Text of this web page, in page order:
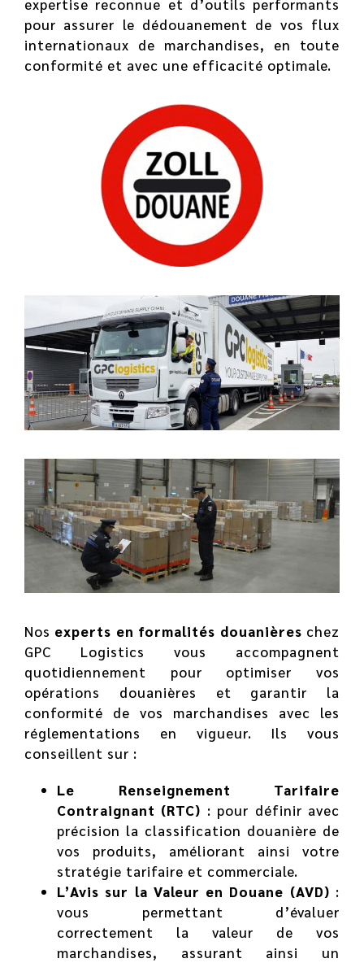
expertise reconnue et d’outils performants
pour assurer le dédouanement de vos flux
internationaux de marchandises, en toute
conformité et avec une efficacité optimale.
Nos experts en formalités douanières chez
GPC Logistics vous accompagnent
quotidiennement pour optimiser vos
opérations douanières et garantir la
conformité de vos marchandises avec les
réglementations en vigueur. Ils vous
conseillent sur :
Le Renseignement Tarifaire
Contraignant (RTC) : pour définir avec
précision la classification douanière de
vos produits, améliorant ainsi votre
stratégie tarifaire et commerciale.
L’Avis sur la Valeur en Douane (AVD) :
vous permettant d’évaluer
correctement la valeur de vos
marchandises, assurant ainsi un